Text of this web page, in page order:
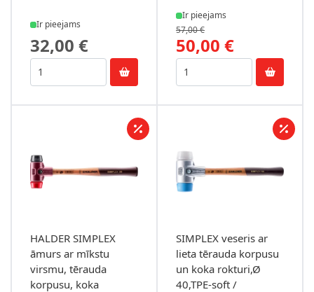
Ir pieejams
32,00 €
Ir pieejams
50,00 €
57,00 €
HALDER SIMPLEX
āmurs ar mīkstu
virsmu, tērauda
korpusu, koka
SIMPLEX veseris ar
lieta tērauda korpusu
un koka rokturi,Ø
40,TPE-soft /